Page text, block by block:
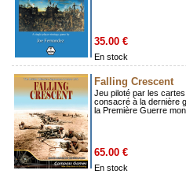
35.00 €
En stock
Falling Crescent
Jeu piloté par les
consacré à la dernière
la Première Guerre
65.00 €
En stock